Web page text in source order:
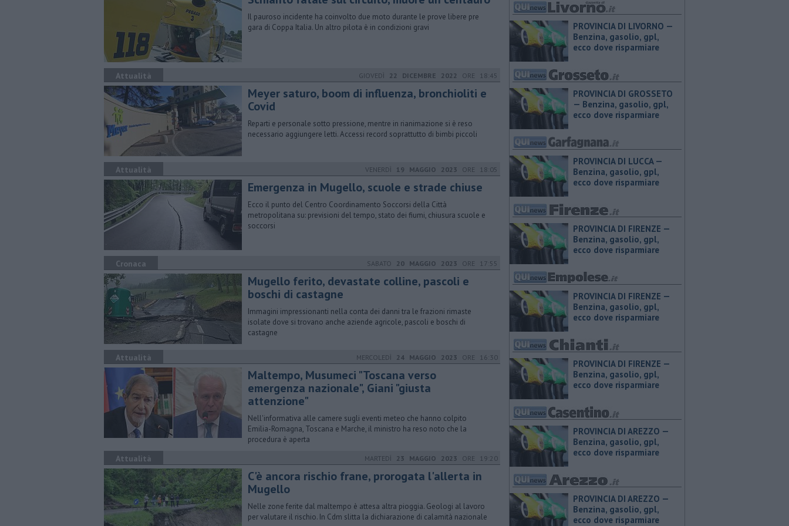
Il pauroso incidente ha coinvolto due moto durante le prove libere pre
gara di Coppa Italia. Un altro pilota è in condizioni gravi
Attualità GIOVEDÌ 22 DICEMBRE 2022 ORE 18:45
Meyer saturo, boom di influenza, bronchioliti e
Covid
Reparti e personale sotto pressione, mentre in rianimazione si è reso
necessario aggiungere letti. Accessi record soprattutto di bimbi piccoli
Attualità VENERDÌ 19 MAGGIO 2023 ORE 18:05
​Emergenza in Mugello, scuole e strade chiuse
Ecco il punto del Centro Coordinamento Soccorsi della Città
metropolitana su: previsioni del tempo, stato dei fiumi, chiusura scuole e
soccorsi
Cronaca SABATO 20 MAGGIO 2023 ORE 17:55
Mugello ferito, devastate colline, pascoli e
boschi di castagne
Immagini impressionanti nella conta dei danni tra le frazioni rimaste
isolate dove si trovano anche aziende agricole, pascoli e boschi di
castagne
Attualità MERCOLEDÌ 24 MAGGIO 2023 ORE 16:30
Maltempo, Musumeci "Toscana verso
emergenza nazionale", Giani "giusta
attenzione"
Nell'informativa alle camere sugli eventi meteo che hanno colpito
Emilia-Romagna, Toscana e Marche, il ministro ha reso noto che la
procedura è aperta
Attualità MARTEDÌ 23 MAGGIO 2023 ORE 19:20
C'è ancora rischio frane, prorogata l'allerta in
Mugello
Nelle zone ferite dal maltempo è attesa altra pioggia. Geologi al lavoro
per valutare il rischio. In Cdm slitta la dichiarazione di calamità nazionale
PROVINCIA DI LIVORNO — ​
Benzina, gasolio, gpl,
ecco dove risparmiare
PROVINCIA DI GROSSETO
— ​Benzina, gasolio, gpl,
ecco dove risparmiare
PROVINCIA DI LUCCA — ​
Benzina, gasolio, gpl,
ecco dove risparmiare
PROVINCIA DI FIRENZE — ​
Benzina, gasolio, gpl,
ecco dove risparmiare
PROVINCIA DI FIRENZE — ​
Benzina, gasolio, gpl,
ecco dove risparmiare
PROVINCIA DI FIRENZE — ​
Benzina, gasolio, gpl,
ecco dove risparmiare
PROVINCIA DI AREZZO — ​
Benzina, gasolio, gpl,
ecco dove risparmiare
PROVINCIA DI AREZZO — ​
Benzina, gasolio, gpl,
ecco dove risparmiare